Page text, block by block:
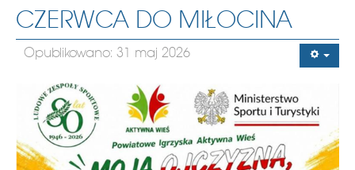
CZERWCA DO MIŁOCINA
Opublikowano: 31 maj 2026